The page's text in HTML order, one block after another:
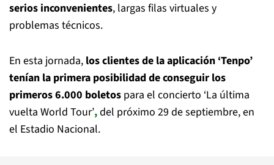
serios inconvenientes, largas filas virtuales y
problemas técnicos.
En esta jornada, los clientes de la aplicación ‘Tenpo’
tenían la primera posibilidad de conseguir los
primeros 6.000 boletos para el concierto ‘La última
vuelta World Tour’,del próximo 29 de septiembre, en
el Estadio Nacional.